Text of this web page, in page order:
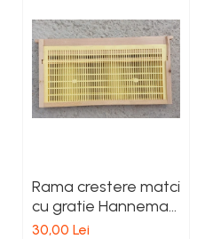
Rama crestere matci
cu gratie Hanneman
neechipata 3/4
30,00 Lei